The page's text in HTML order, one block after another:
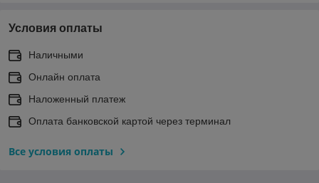
Условия оплаты
Наличными
Онлайн оплата
Наложенный платеж
Оплата банковской картой через терминал
Все условия оплаты